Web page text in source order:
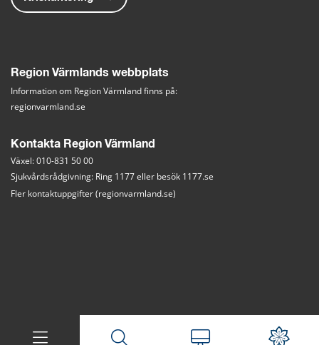
Region Värmlands webbplats
Information om Region Värmland finns på:
regionvarmland.se
Kontakta Region Värmland
Växel: 010-831 50 00
Sjukvårdsrådgivning: Ring 1177 eller besök 1177.se
Fler kontaktuppgifter (regionvarmland.se)